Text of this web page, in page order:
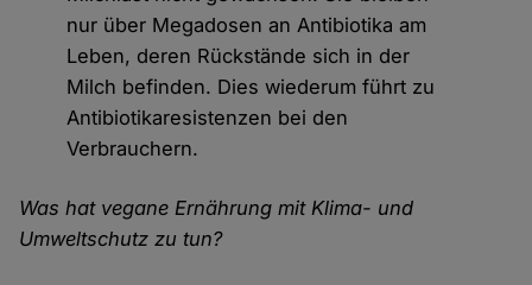
nur über Megadosen an Antibiotika am
Leben, deren Rückstände sich in der
Milch befinden. Dies wiederum führt zu
Antibiotikaresistenzen bei den
Verbrauchern.
Was hat vegane Ernährung mit Klima- und
Umweltschutz zu tun?